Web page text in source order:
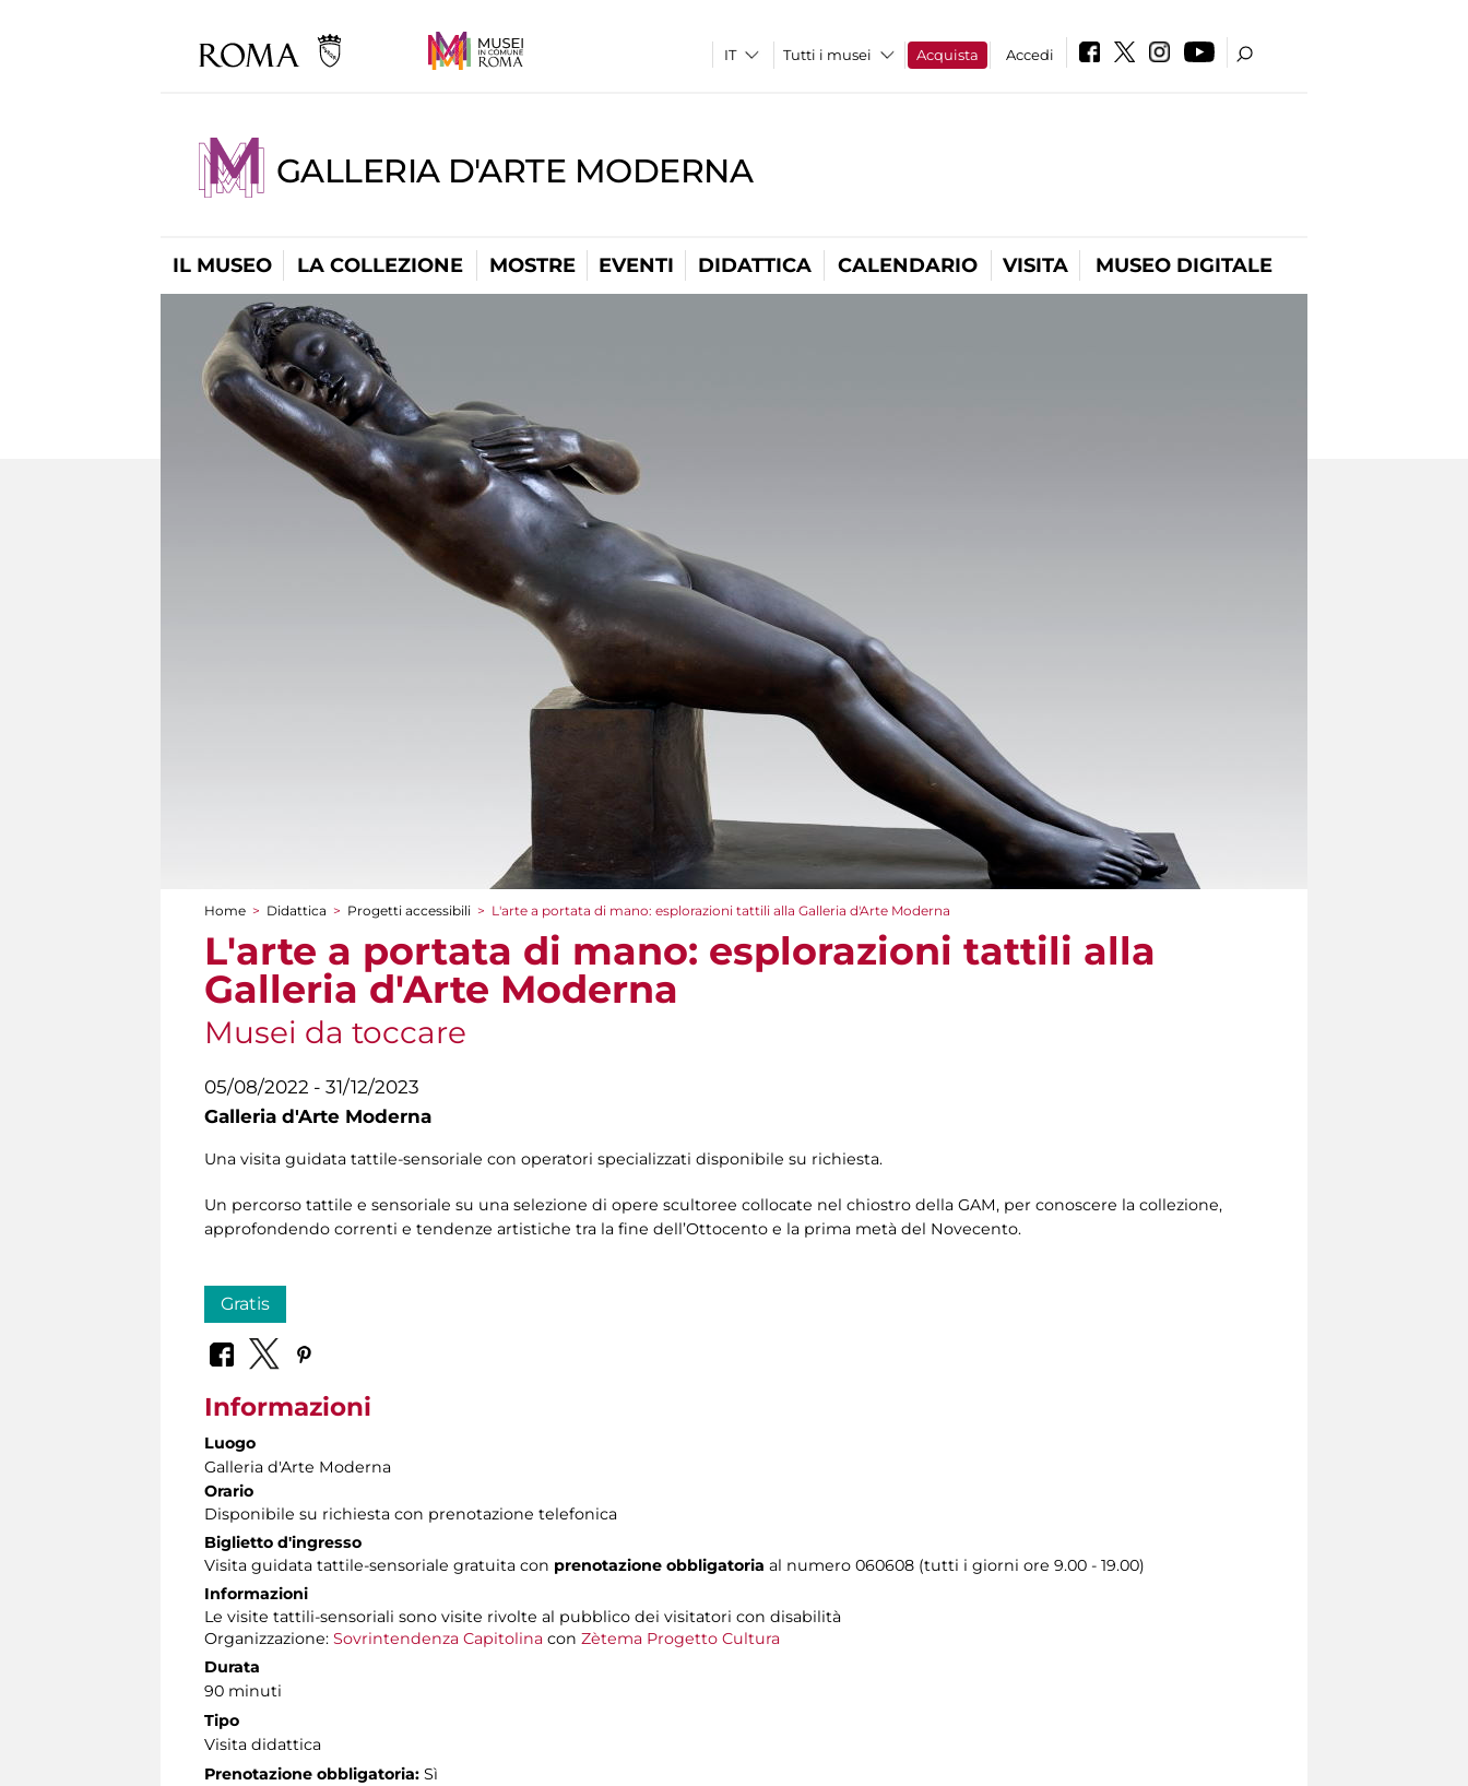
Tutti i musei Acquista Accedi
GALLERIA D'ARTE MODERNA
IL MUSEO LA COLLEZIONE MOSTRE EVENTI DIDATTICA CALENDARIO VISITA MUSEO DIGITALE
Tu sei qui
Home > Didattica > Progetti accessibili > L'arte a portata di mano: esplorazioni tattili alla Galleria d'Arte Moderna
L'arte a portata di mano: esplorazioni tattili alla
Galleria d'Arte Moderna
Musei da toccare
05/08/2022 - 31/12/2023
Galleria d'Arte Moderna
Una visita guidata tattile-sensoriale con operatori specializzati disponibile su richiesta.
Un percorso tattile e sensoriale su una selezione di opere scultoree collocate nel chiostro della GAM, per conoscere la collezione,
approfondendo correnti e tendenze artistiche tra la fine dell’Ottocento e la prima metà del Novecento.
Gratis
Informazioni
Luogo
Galleria d'Arte Moderna
Orario
Disponibile su richiesta con prenotazione telefonica
Biglietto d'ingresso
Visita guidata tattile-sensoriale gratuita con prenotazione obbligatoria al numero 060608 (tutti i giorni ore 9.00 - 19.00)
Informazioni
Le visite tattili-sensoriali sono visite rivolte al pubblico dei visitatori con disabilità
Organizzazione: Sovrintendenza Capitolina con Zètema Progetto Cultura
Durata
90 minuti
Tipo
Visita didattica
Prenotazione obbligatoria: Sì